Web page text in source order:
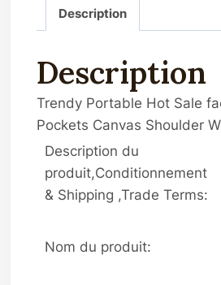
Description
Description
Trendy Portable Hot Sale
Pockets Canvas Shoulder
Description du
produit,Conditionnement
& Shipping ,Trade Terms:
Nom du produit: